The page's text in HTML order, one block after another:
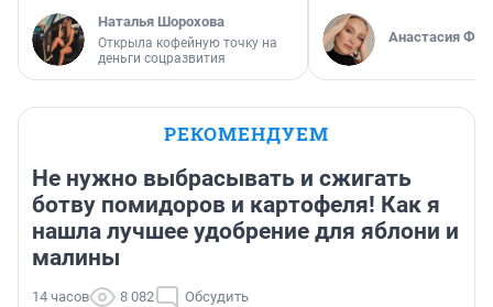
Наталья Шорохова
Открыла кофейную точку на
деньги соцразвития
Анастасия
РЕКОМЕНДУЕМ
Не нужно выбрасывать и сжигать
ботву помидоров и картофеля! Как я
нашла лучшее удобрение для яблони и
малины
14 часов 8 082 Обсудить